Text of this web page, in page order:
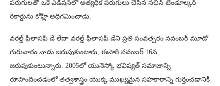
పరుగులతో ఒకే ఎడిషన్‌లో అత్యధిక పరుగులు చేసిన సచిన్ టెండూల్కర్
రికార్డును కోహ్లీ అధిగమించాడు.
వరల్డ్ ఫిలాసఫీ డే లేదా వరల్డ్ ఫిలాసఫీ డేని ప్రతి సంవత్సరం నవంబర్ మూడో
గురువారం నాడు జరుపుకుంటారు, ఈసారి నవంబర్ 16న
జరుపుకుంటున్నారు. 2005లో యునెస్కో భవిష్యత్ సమాజాన్ని
రూపొందించడంలో తత్వశాస్త్రం యొక్క ముఖ్యమైన సహకారాన్ని గుర్తించడానికి